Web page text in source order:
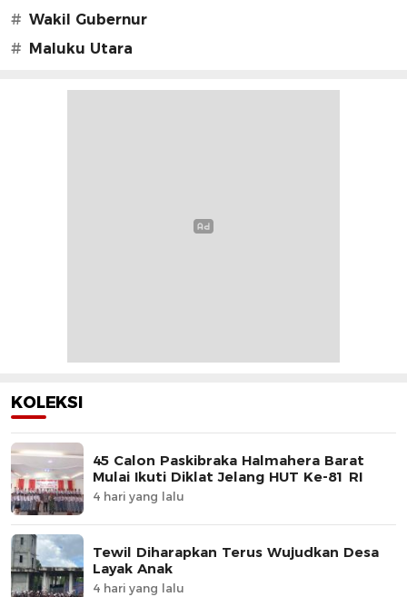
# Wakil Gubernur
# Maluku Utara
KOLEKSI
45 Calon Paskibraka Halmahera Barat
Mulai Ikuti Diklat Jelang HUT Ke-81 RI
4 hari yang lalu
Tewil Diharapkan Terus Wujudkan Desa
Layak Anak
4 hari yang lalu